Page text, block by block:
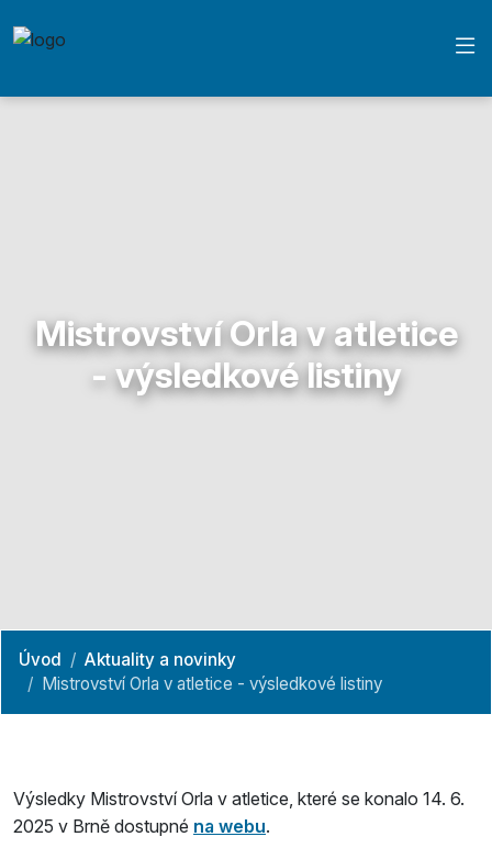
Mistrovství Orla v atletice
- výsledkové listiny
Úvod
Aktuality a novinky
Mistrovství Orla v atletice - výsledkové listiny
Výsledky Mistrovství Orla v atletice, které se konalo 14. 6.
2025 v Brně dostupné na webu.